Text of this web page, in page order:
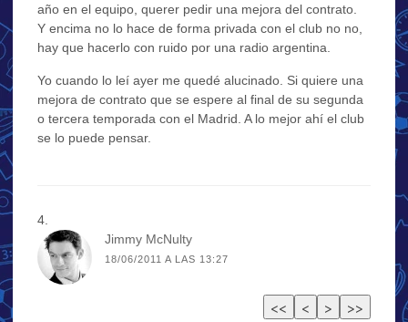
año en el equipo, querer pedir una mejora del contrato.
Y encima no lo hace de forma privada con el club no no,
hay que hacerlo con ruido por una radio argentina.
Yo cuando lo leí ayer me quedé alucinado. Si quiere una
mejora de contrato que se espere al final de su segunda
o tercera temporada con el Madrid. A lo mejor ahí el club
se lo puede pensar.
Jimmy McNulty
18/06/2011 A LAS 13:27